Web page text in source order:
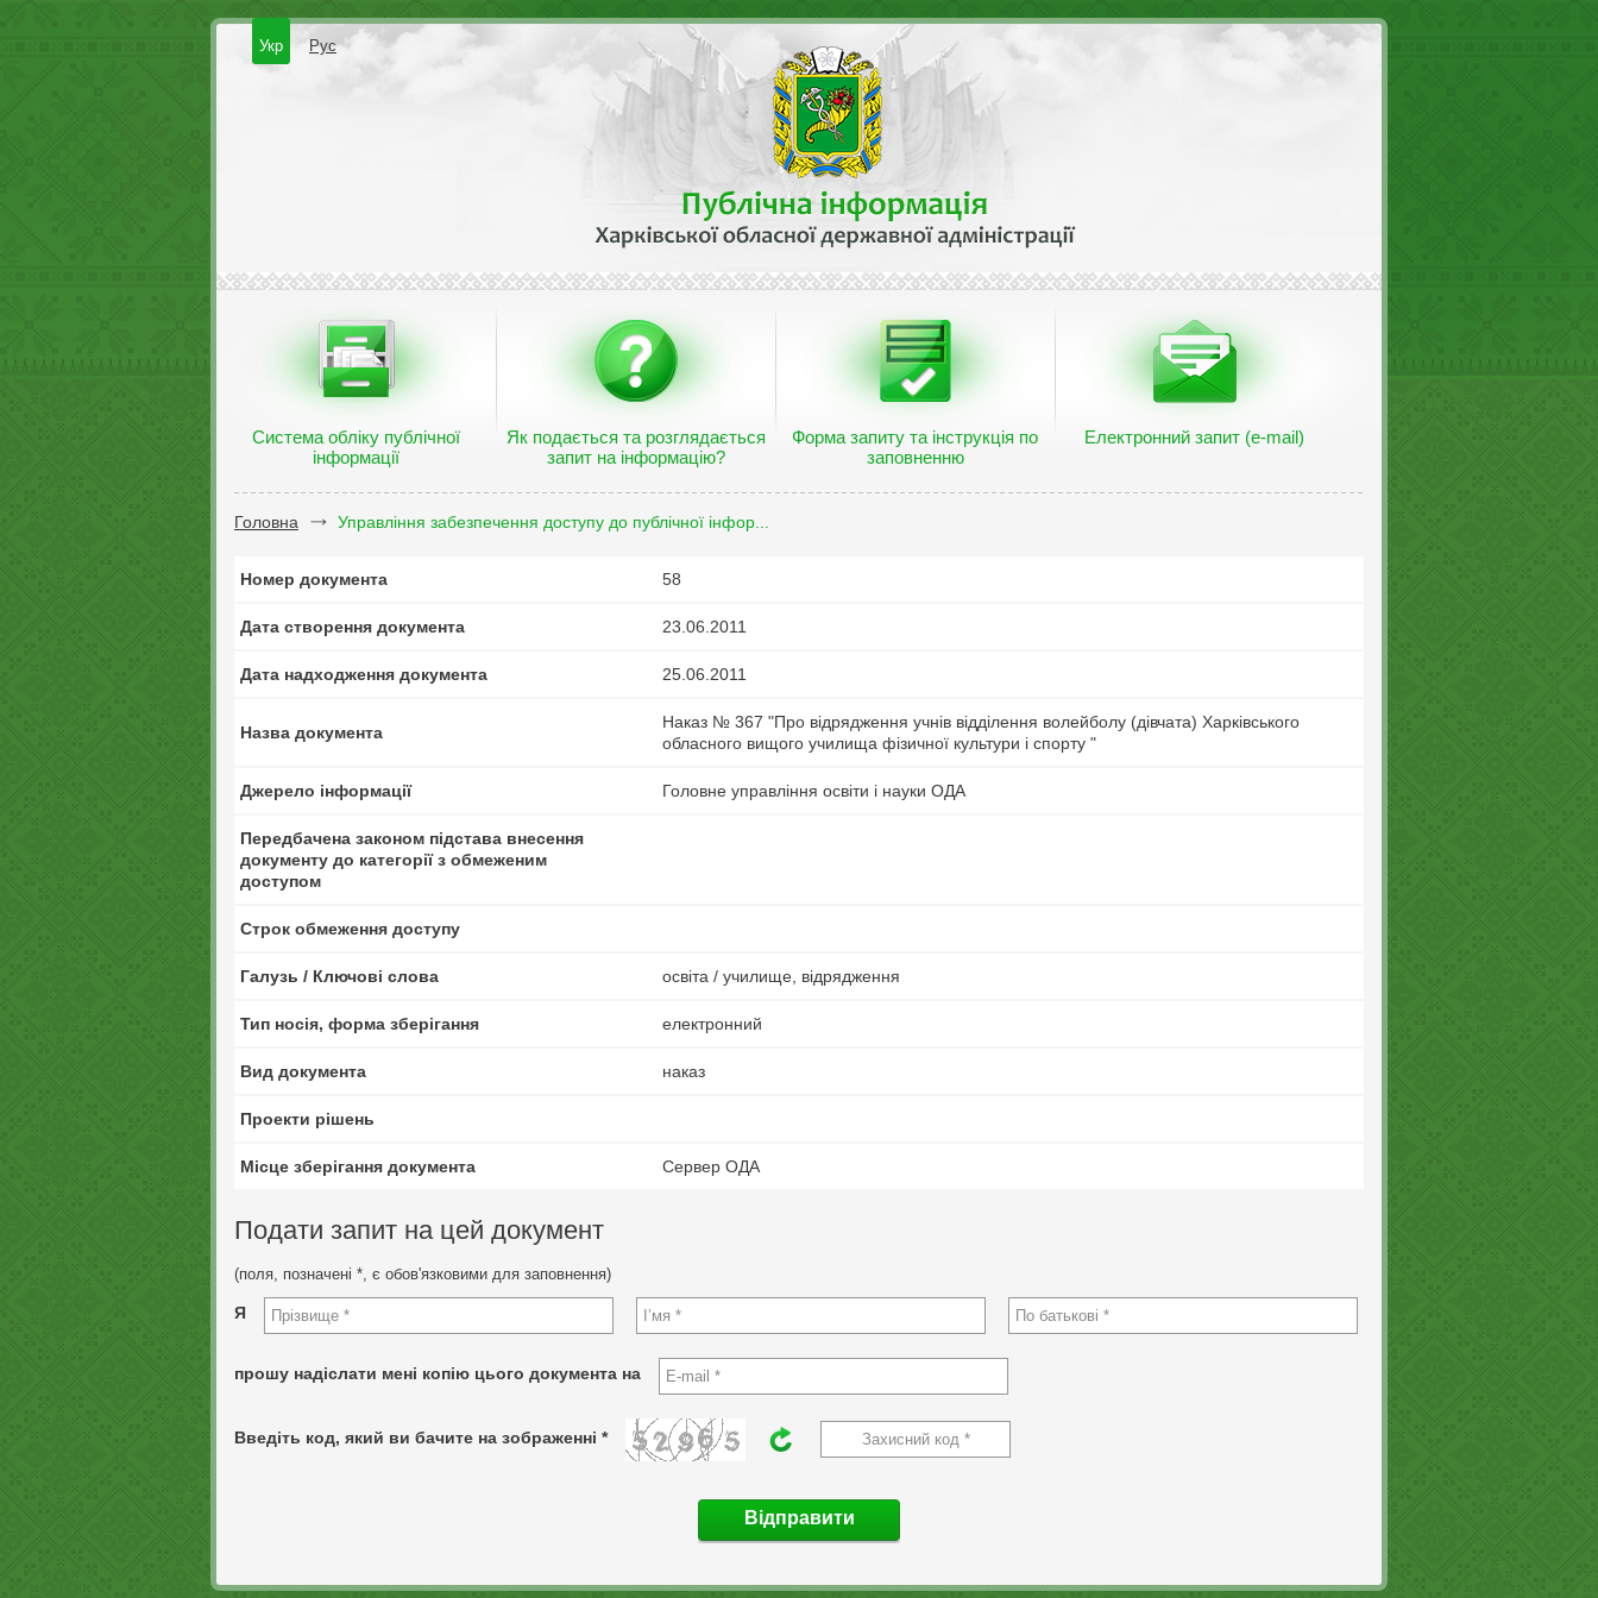
Укр Рус
Система обліку публічної
інформації
Як подається та розглядається
запит на інформацію?
Форма запиту та інструкція по
заповненню
Електронний запит (e-mail)
Головна Управління забезпечення доступу до публічної інфор...
Номер документа 58
Дата створення документа 23.06.2011
Дата надходження документа 25.06.2011
Назва документа
Наказ № 367 "Про відрядження учнів відділення волейболу (дівчата) Харківського
обласного вищого училища фізичної культури і спорту "
Джерело інформації Головне управління освіти і науки ОДА
Передбачена законом підстава внесення
документу до категорії з обмеженим
доступом
Строк обмеження доступу
Галузь / Ключові слова освіта / училище, відрядження
Тип носія, форма зберігання електронний
Вид документа наказ
Проекти рішень
Місце зберігання документа Сервер ОДА
Подати запит на цей документ
(поля, позначені *, є обов'язковими для заповнення)
Я
прошу надіслати мені копію цього документа на
Введіть код, який ви бачите на зображенні *